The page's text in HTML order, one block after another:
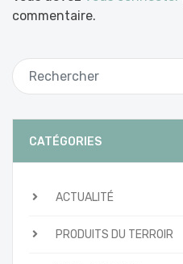
commentaire.
CATÉGORIES
ACTUALITÉ
PRODUITS DU TERROIR